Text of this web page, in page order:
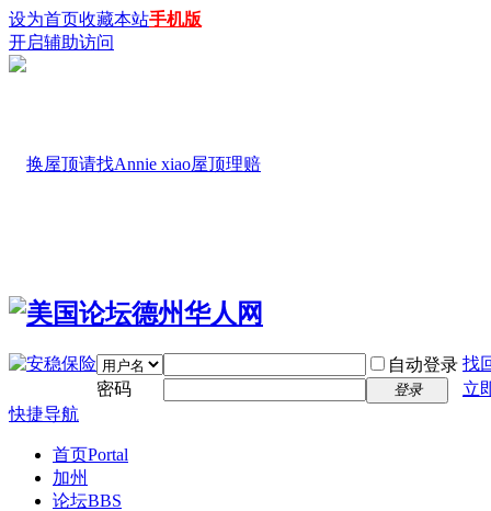
设为首页收藏本站手机版
开启辅助访问
自动登录 找
密码
登录
立
快捷导航
首页Portal
加州
论坛BBS